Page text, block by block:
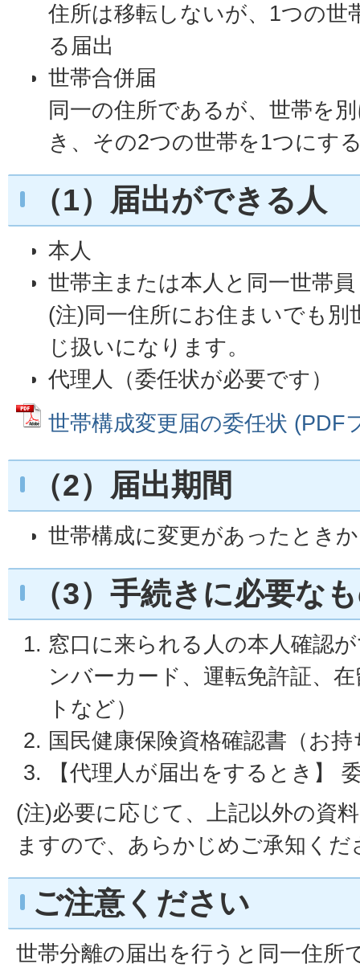
住所は移転しないが、1つの世
る届出
世帯合併届
同一の住所であるが、世帯を
き、その2つの世帯を1つにす
（1）届出ができる人
本人
世帯主または本人と同一世帯員
(注)同一住所にお住まいでも別
じ扱いになります。
代理人（委任状が必要です）
世帯構成変更届の委任状 (PDF
（2）届出期間
世帯構成に変更があったとき
（3）手続きに必要な
窓口に来られる人の本人確認
ンバーカード、運転免許証、
トなど）
国民健康保険資格確認書（お
【代理人が届出をするとき】
(注)必要に応じて、上記以外の資
ますので、あらかじめご承知くだ
ご注意ください
世帯分離の届出を行うと同一住所